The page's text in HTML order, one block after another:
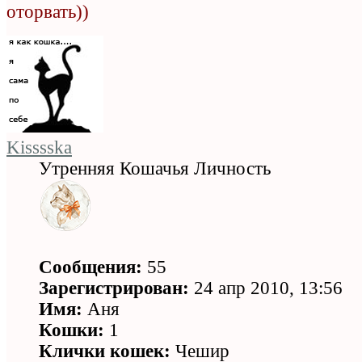
оторвать))
Kisssska
Утренняя Кошачья Личность
Сообщения: 55
Зарегистрирован: 24 апр 2010, 13:56
Имя: Аня
Кошки: 1
Клички кошек: Чешир